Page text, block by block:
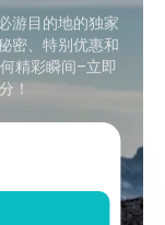
游目的地的独家
密、特别优惠和
精彩瞬间–立即
！